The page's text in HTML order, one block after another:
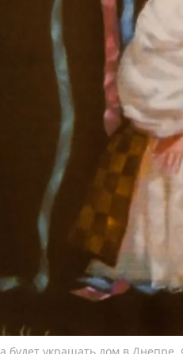
будет украшать дом в Днепре.